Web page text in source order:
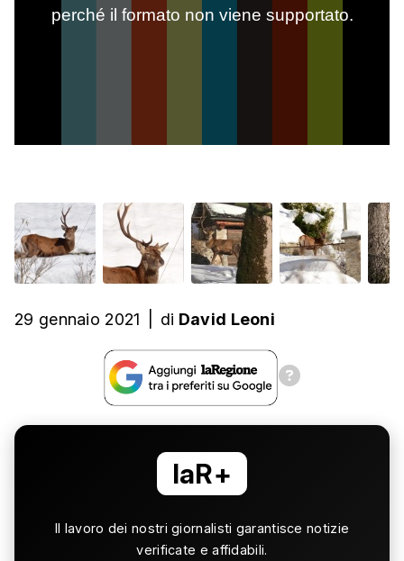
perché il formato non viene supportato.
29 gennaio 2021 di David Leoni
laR+
Il lavoro dei nostri giornalisti garantisce notizie
verificate e affidabili.